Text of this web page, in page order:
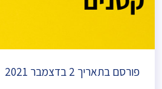
פורסם בתאריך 2 בדצמבר 2021